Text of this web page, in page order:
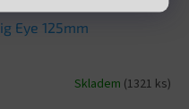
Eye 125mm
Skladem (1321 ks)